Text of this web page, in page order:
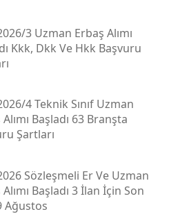
3 Uzman Erbaş Alımı
Kkk, Dkk Ve Hkk Başvuru
4 Teknik Sınıf Uzman
Başladı 63 Branşta
Şartları
Sözleşmeli Er Ve Uzman
Başladı 3 İlan İçin Son
Ağustos